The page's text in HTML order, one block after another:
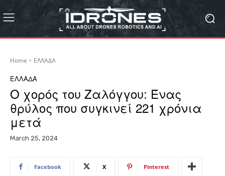
Home ΕΛΛΑΔΑ
ΕΛΛΑΔΑ
Ο χορός του Ζαλόγγου: Ένας
θρύλος που συγκινεί 221 χρόνια
μετά
March 25, 2024
Facebook X Pinterest